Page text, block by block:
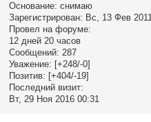
Основание: снимаю
Зарегистрирован: Вс, 13 Фев 2011
Провел на форуме:
12 дней 20 часов
Сообщений: 287
Уважение: [+248/-0]
Позитив: [+404/-19]
Последний визит:
Вт, 29 Ноя 2016 00:31